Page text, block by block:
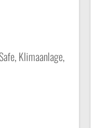
Klimaanlage,